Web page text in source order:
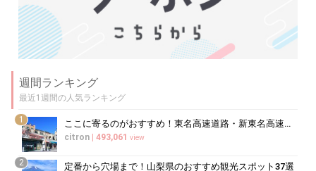
週間ランキング
最近1週間の人気ランキング
1 ここに寄るのがおすすめ！東名高速道路・新東名高速道路の充実のSA・PA10選
citron | 493,061 view
2 定番から穴場まで！山梨県のおすすめ観光スポット37選